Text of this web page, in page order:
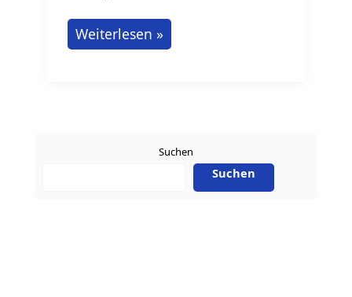
Jobmotor
Dienstleistungen
Weiterlesen »
Suchen
Suchen